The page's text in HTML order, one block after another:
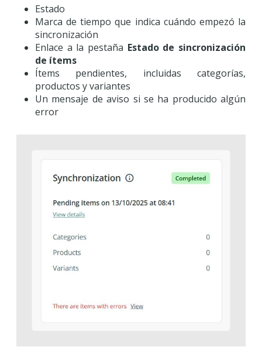
Estado
Marca de tiempo que indica cuándo empezó la
sincronización
Enlace a la pestaña Estado de sincronización
de ítems
Ítems pendientes, incluidas categorías,
productos y variantes
Un mensaje de aviso si se ha producido algún
error